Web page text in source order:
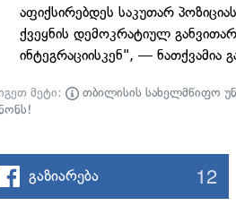
აფიქსირებდეს საკუთარ
ქვეყნის დემოკრატიულ
ინტეგრაციისკენ", — ნათქვამია
მეტი: თბილისის სახელმწიფო
გაზიარება 12